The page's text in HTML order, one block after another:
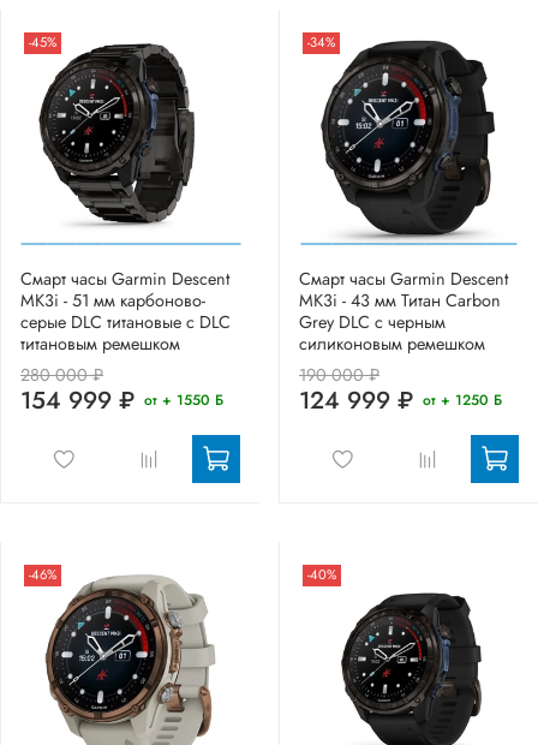
-45%
Смарт часы Garmin Descent
MK3i - 51 мм карбоново-
серые DLC титановые с DLC
титановым ремешком
280 000 ₽
154 999 ₽ от + 1550 Б
-34%
Смарт часы Garmin Descent
MK3i - 43 мм Титан Carbon
Grey DLC с черным
силиконовым ремешком
190 000 ₽
124 999 ₽ от + 1250 Б
-46% -40%